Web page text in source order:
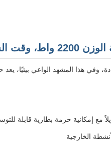
ساعتان
وفي هذا المشهد الواعي بيئيًا،
مع إمكانية حزمة بطارية قابلة
الخارجية